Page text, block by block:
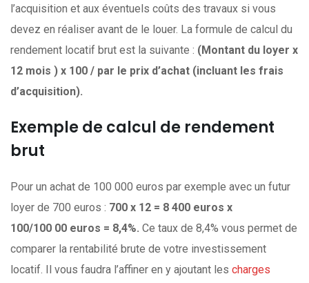
l’acquisition et aux éventuels coûts des travaux si vous
devez en réaliser avant de le louer. La formule de calcul du
rendement locatif brut est la suivante : (Montant du loyer x
12 mois ) x 100 / par le prix d’achat (incluant les frais
d’acquisition).
Exemple de calcul de rendement
brut
Pour un achat de 100 000 euros par exemple avec un futur
loyer de 700 euros : 700 x 12 = 8 400 euros x
100/100 00 euros = 8,4%. Ce taux de 8,4% vous permet de
comparer la rentabilité brute de votre investissement
locatif. Il vous faudra l’affiner en y ajoutant les charges